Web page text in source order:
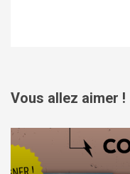
Vous allez aimer !